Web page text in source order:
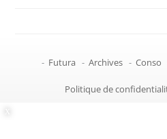
- Futura - Archives - Conso
Politique de